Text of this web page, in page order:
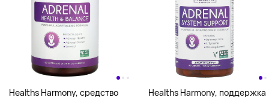
Healths Harmony, средство
Healths Harmony, поддержка